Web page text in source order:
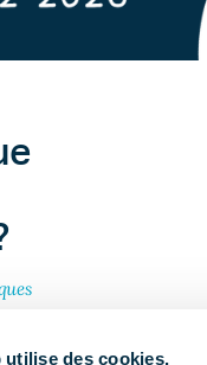
utilise des cookies.